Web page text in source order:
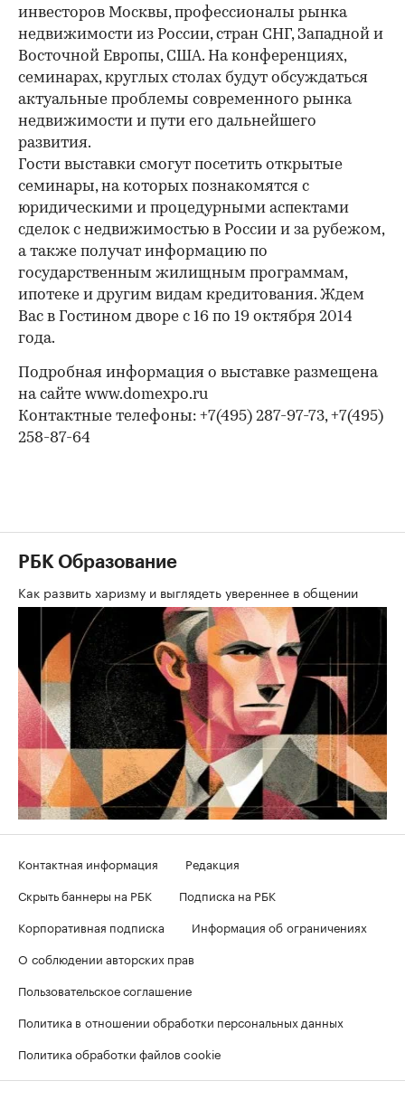
инвесторов Москвы, профессионалы рынка
недвижимости из России, стран СНГ, Западной и
Восточной Европы, США. На конференциях,
семинарах, круглых столах будут обсуждаться
актуальные проблемы современного рынка
недвижимости и пути его дальнейшего
развития.
Гости выставки смогут посетить открытые
семинары, на которых познакомятся с
юридическими и процедурными аспектами
сделок с недвижимостью в России и за рубежом,
а также получат информацию по
государственным жилищным программам,
ипотеке и другим видам кредитования. Ждем
Вас в Гостином дворе с 16 по 19 октября 2014
года.
Подробная информация о выставке размещена
на сайте www.domexpo.ru
Контактные телефоны: +7(495) 287-97-73, +7(495)
258-87-64
РБК Образование
Как развить харизму и выглядеть увереннее в общении
Контактная информация
Редакция
Скрыть баннеры на РБК
Подписка на РБК
Корпоративная подписка
Информация об ограничениях
О соблюдении авторских прав
Пользовательское соглашение
Политика в отношении обработки персональных данных
Политика обработки файлов cookie